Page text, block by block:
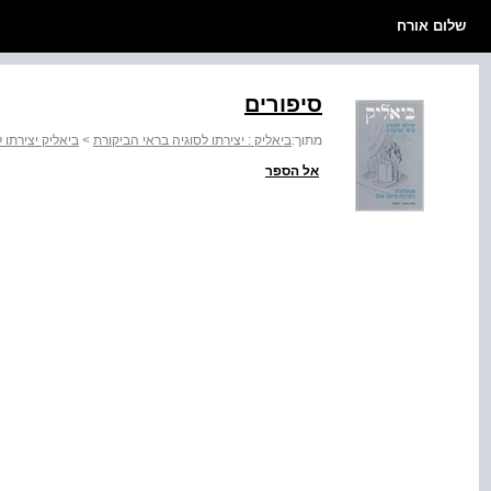
שלום אורח
סיפורים
מתוך:ביאליק : יצירתו לסוגיה בראי הביקורת > ביאליק
אל הספר